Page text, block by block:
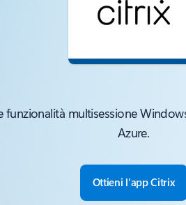
multisessione
Azure.
Ottieni l'app Citrix